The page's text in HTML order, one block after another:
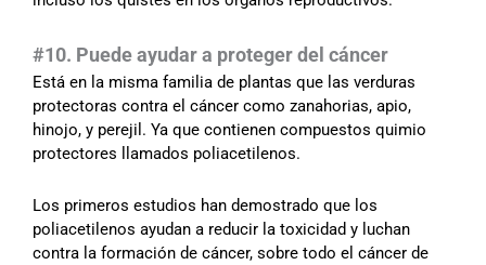
#10. Puede ayudar a proteger del cáncer
Está en la misma familia de plantas que las verduras
protectoras contra el cáncer como zanahorias, apio,
hinojo, y perejil. Ya que contienen compuestos quimio
protectores llamados poliacetilenos.
Los primeros estudios han demostrado que los
poliacetilenos ayudan a reducir la toxicidad y luchan
contra la formación de cáncer, sobre todo el cáncer de